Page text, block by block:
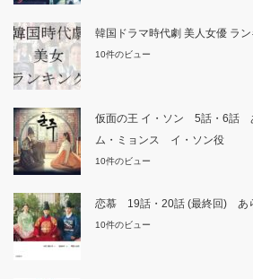
韓国ドラマ時代劇 美人女優 ラ
10件のビュー
仮面の王 イ・ソン 5話・6話
ム・ミョンス イ・ソン役
10件のビュー
恋慕 19話・20話 (最終回) あ
10件のビュー